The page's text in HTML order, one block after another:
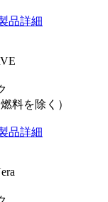
品詳細
料を除く）
品詳細